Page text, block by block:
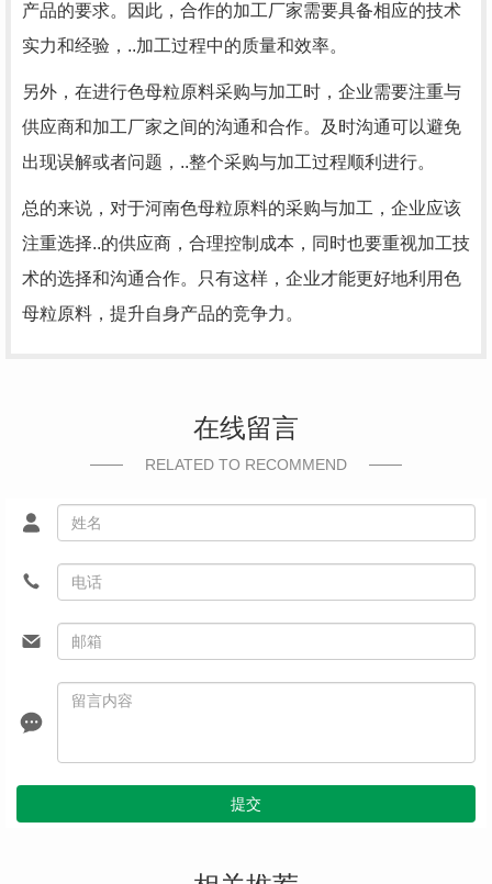
产品的要求。因此，合作的加工厂家需要具备相应的技术
实力和经验，..加工过程中的质量和效率。
另外，在进行色母粒原料采购与加工时，企业需要注重与
供应商和加工厂家之间的沟通和合作。及时沟通可以避免
出现误解或者问题，..整个采购与加工过程顺利进行。
总的来说，对于河南色母粒原料的采购与加工，企业应该
注重选择..的供应商，合理控制成本，同时也要重视加工技
术的选择和沟通合作。只有这样，企业才能更好地利用色
母粒原料，提升自身产品的竞争力。
在线留言
RELATED TO RECOMMEND
提交